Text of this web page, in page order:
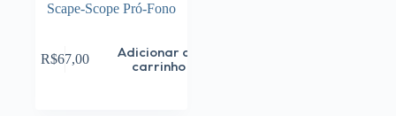
Scape-Scope Pró-Fono
R$67,00
Adicionar ao
carrinho